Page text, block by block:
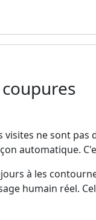
ne sont
automatique.
à les
humain réel.